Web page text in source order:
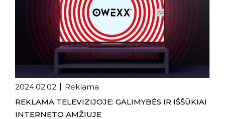
2024.02.02
Reklama
REKLAMA TELEVIZIJOJE: GALIMYBĖS IR IŠŠŪKIAI
INTERNETO AMŽIUJE